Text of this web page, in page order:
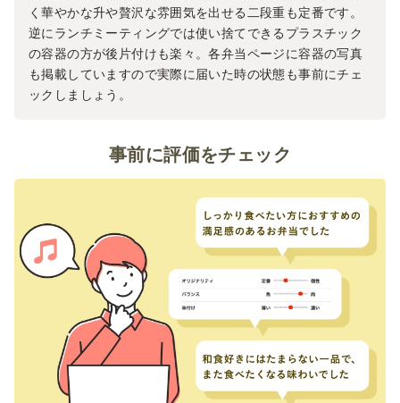
く華やかな升や贅沢な雰囲気を出せる二段重も定番です。
逆にランチミーティングでは使い捨てできるプラスチック
の容器の方が後片付けも楽々。各弁当ページに容器の写真
も掲載していますので実際に届いた時の状態も事前にチェ
ックしましょう。
事前に評価をチェック